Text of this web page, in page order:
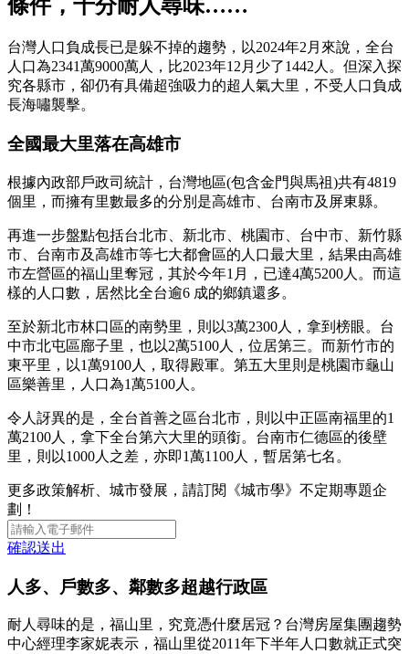
條件，十分耐人尋味……
台灣人口負成長已是躲不掉的趨勢，以2024年2月來說，全台
人口為2341萬9000萬人，比2023年12月少了1442人。但深入探
究各縣市，卻仍有具備超強吸力的超人氣大里，不受人口負成
長海嘯襲擊。
全國最大里落在高雄市
根據內政部戶政司統計，台灣地區(包含金門與馬祖)共有4819
個里，而擁有里數最多的分別是高雄市、台南市及屏東縣。
再進一步盤點包括台北市、新北市、桃園市、台中市、新竹縣
市、台南市及高雄市等七大都會區的人口最大里，結果由高雄
市左營區的福山里奪冠，其於今年1月，已達4萬5200人。而這
樣的人口數，居然比全台逾6 成的鄉鎮還多。
至於新北市林口區的南勢里，則以3萬2300人，拿到榜眼。台
中市北屯區廍子里，也以2萬5100人，位居第三。而新竹市的
東平里，以1萬9100人，取得殿軍。第五大里則是桃園市龜山
區樂善里，人口為1萬5100人。
令人訝異的是，全台首善之區台北市，則以中正區南福里的1
萬2100人，拿下全台第六大里的頭銜。台南市仁德區的後壁
里，則以1000人之差，亦即1萬1100人，暫居第七名。
更多政策解析、城市發展，請訂閱《城市學》不定期專題企
劃！
確認送出
人多、戶數多、鄰數多超越行政區
耐人尋味的是，福山里，究竟憑什麼居冠？台灣房屋集團趨勢
中心經理李家妮表示，福山里從2011年下半年人口數就正式突